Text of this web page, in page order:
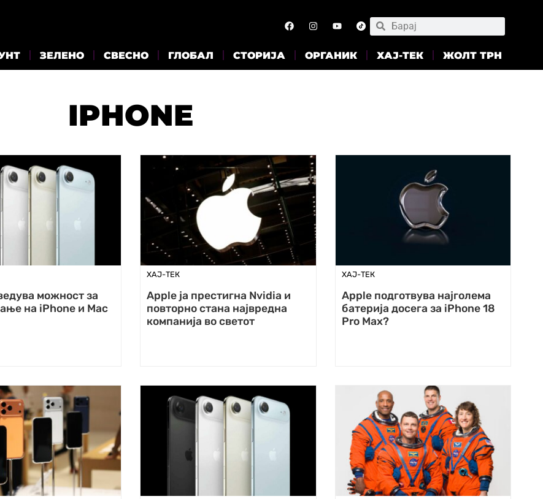
ЗЕЛЕНО СВЕСНО ГЛОБАЛ СТОРИЈА ОРГАНИК ХАЈ-ТЕК ЖОЛТ ТРН
IPHONE
можност за
на iPhone и Mac
ХАЈ-ТЕК
Apple ја престигна Nvidia и
повторно стана највредна
компанија во светот
ХАЈ-ТЕК
Apple подготвува најголема
батерија досега за iPhone 18
Pro Max?